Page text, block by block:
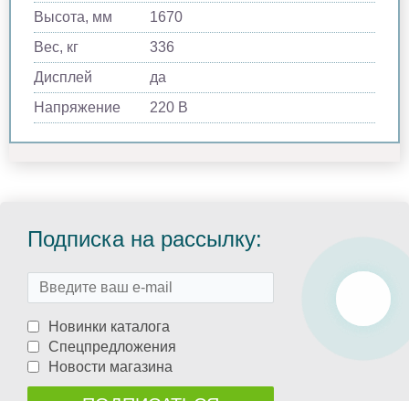
Высота, мм
1670
Вес, кг
336
Дисплей
да
Напряжение
220 В
Подписка на рассылку:
Новинки каталога
Спецпредложения
Новости магазина